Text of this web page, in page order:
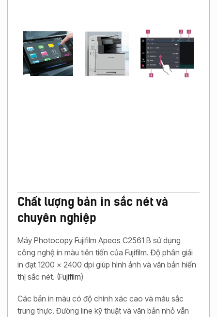
Chất lượng bản in sắc nét và
chuyên nghiệp
Máy Photocopy Fujifilm Apeos C2561 B sử dụng
công nghệ in màu tiên tiến của Fujifilm. Độ phân giải
in đạt 1200 x 2400 dpi giúp hình ảnh và văn bản hiển
thị sắc nét. (Fujifilm)
Các bản in màu có độ chính xác cao và màu sắc
trung thực. Đường line kỹ thuật và văn bản nhỏ vẫn